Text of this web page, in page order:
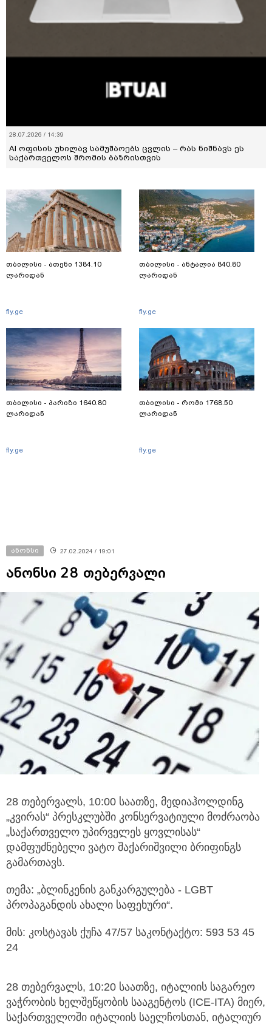
28.07.2026 / 14:39
AI ოფისის უხილავ სამუშაოებს ცვლის – რას ნიშნავს ეს
საქართველოს შრომის ბაზრისთვის
თბილისი - ათენი 1384.10
ლარიდან
fly.ge
თბილისი - პარიზი 1640.80
ლარიდან
fly.ge
თბილისი - ანტალია 840.80
ლარიდან
fly.ge
თბილისი - რომი 1768.50
ლარიდან
fly.ge
ანონსი 27.02.2024 / 19:01
ანონსი 28 თებერვალი
28 თებერვალს, 10:00 საათზე, მედიაჰოლდინგ
„კვირას“ პრესკლუბში კონსერვატიული მოძრაობა
„საქართველო უპირველეს ყოვლისას“
დამფუძნებელი ვატო შაქარიშვილი ბრიფინგს
გამართავს.
თემა: „ბლინკენის განკარგულება - LGBT
პროპაგანდის ახალი საფეხური“.
მის: კოსტავას ქუჩა 47/57 საკონტაქტო: 593 53 45
24
28 თებერვალს, 10:20 საათზე, იტალიის საგარეო
ვაჭრობის ხელშეწყობის სააგენტოს (ICE-ITA) მიერ,
საქართველოში იტალიის საელჩოსთან, იტალიურ